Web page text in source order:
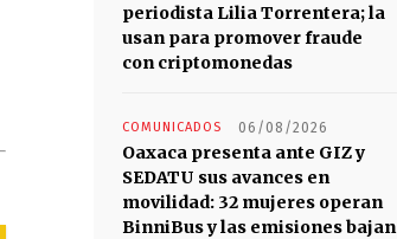
periodista Lilia Torrentera; la
usan para promover fraude
con criptomonedas
COMUNICADOS 06/08/2026
Oaxaca presenta ante GIZ y
SEDATU sus avances en
movilidad: 32 mujeres operan
BinniBus y las emisiones bajan